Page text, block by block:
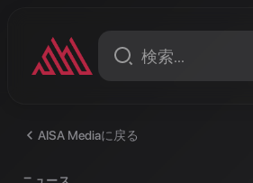
AISA Mediaに戻る